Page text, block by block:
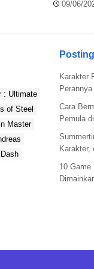
Pemain
09/06/
: Ultimate
of Steel
Master
Karakter
Cara
Pemula
Karakter,
10 Game